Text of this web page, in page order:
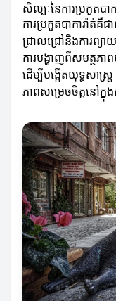
សិល្បៈនៃការប្រកួតបាក
ការប្រកួតបាការ៉ាត់
ជ្រាលជ្រៅនិងការព្យា
ការបង្ហាញពីសមត្ថភា
ដើម្បីបង្កើតយុទ្ធសាស្
ភាពសម្រេចចិត្តនៅក្នុ